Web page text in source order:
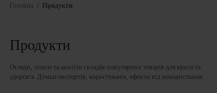
Головна Продукти
Продукти
Огляди, описи та аналізи складів популярних товарів для краси та
здоров'я. Думки експертів, користувачів, ефекти від використання.